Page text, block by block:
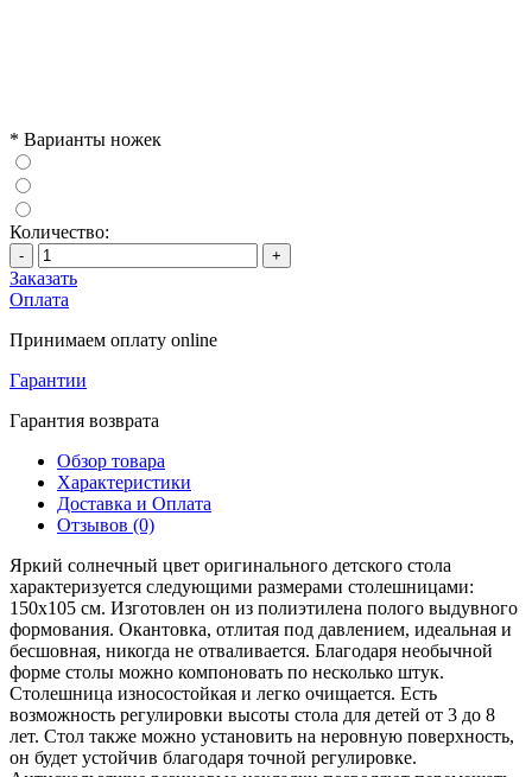
* Варианты ножек
Количество:
- +
Заказать
Оплата
Принимаем оплату online
Гарантии
Гарантия возврата
Обзор товара
Характеристики
Доставка и Оплата
Отзывов (0)
Яркий солнечный цвет оригинального детского стола
характеризуется следующими размерами столешницами:
150х105 см. Изготовлен он из полиэтилена полого выдувного
формования. Окантовка, отлитая под давлением, идеальная и
бесшовная, никогда не отваливается. Благодаря необычной
форме столы можно компоновать по несколько штук.
Столешница износостойкая и легко очищается. Есть
возможность регулировки высоты стола для детей от 3 до 8
лет. Стол также можно установить на неровную поверхность,
он будет устойчив благодаря точной регулировке.